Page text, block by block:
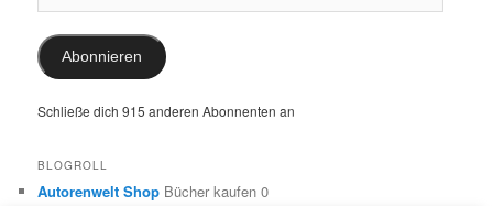
Mail-
Adresse:
Abonnieren
Schließe dich 915 anderen Abonnenten an
BLOGROLL
Autorenwelt Shop Bücher kaufen 0